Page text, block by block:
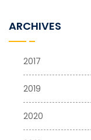
ARCHIVES
2017
2019
2020